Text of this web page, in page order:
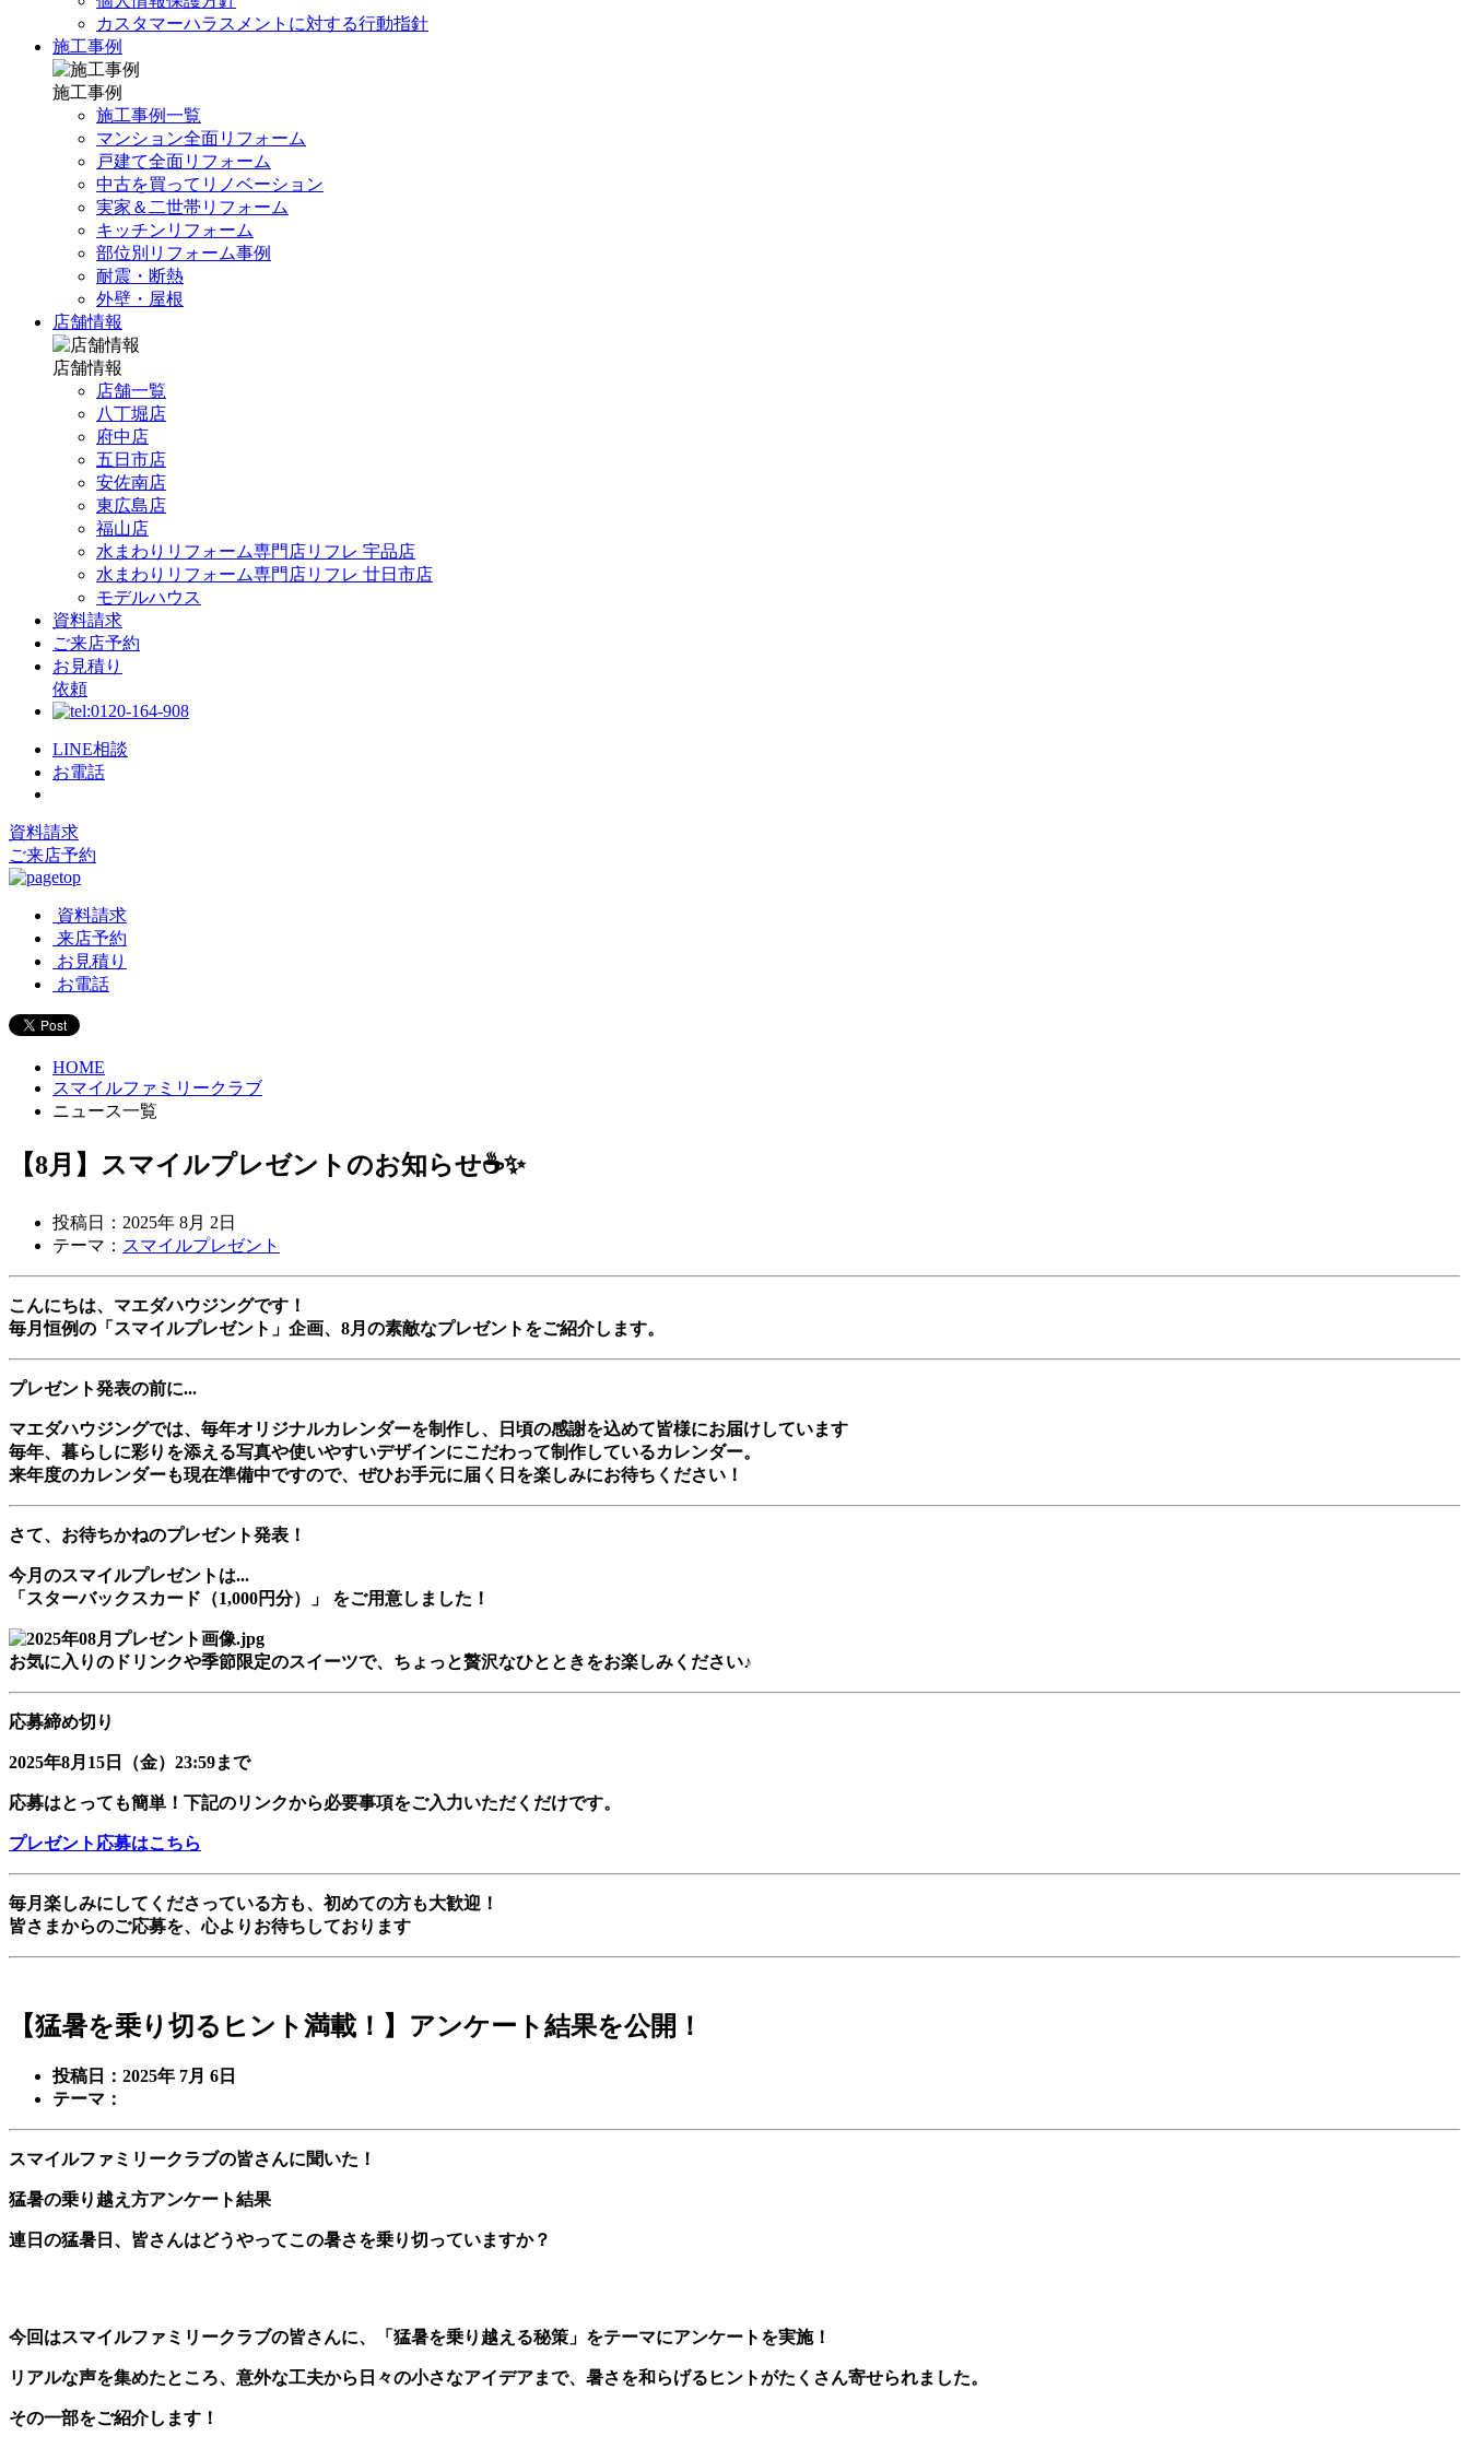
カスタマーハラスメントに対する行動指針
施工事例
施工事例
施工事例一覧
マンション全面リフォーム
戸建て全面リフォーム
中古を買ってリノベーション
実家＆二世帯リフォーム
キッチンリフォーム
部位別リフォーム事例
耐震・断熱
外壁・屋根
店舗情報
店舗情報
店舗一覧
八丁堀店
府中店
五日市店
安佐南店
東広島店
福山店
水まわりリフォーム専門店リフレ 宇品店
水まわりリフォーム専門店リフレ 廿日市店
モデルハウス
資料請求
ご来店予約
お見積り
依頼
LINE相談
お電話
資料請求
ご来店予約
資料請求
来店予約
お見積り
お電話
HOME
スマイルファミリークラブ
ニュース一覧
【8月】スマイルプレゼントのお知らせ☕✨
投稿日：2025年 8月 2日
テーマ： スマイルプレゼント
こんにちは、マエダハウジングです！
毎月恒例の「スマイルプレゼント」企画、8月の素敵なプレゼントをご紹介します。
プレゼント発表の前に...
マエダハウジングでは、毎年オリジナルカレンダーを制作し、日頃の感謝を込めて皆様にお届けしています
毎年、暮らしに彩りを添える写真や使いやすいデザインにこだわって制作しているカレンダー。
来年度のカレンダーも現在準備中ですので、ぜひお手元に届く日を楽しみにお待ちください！
さて、お待ちかねのプレゼント発表 ！
今月のスマイルプレゼントは...
「スターバックスカード（1,000円分）」 をご用意しました！
お気に入りのドリンクや季節限定のスイーツで、ちょっと贅沢なひとときをお楽しみください♪
応募締め切り
2025年8月15日（金）23:59まで
応募はとっても簡単！下記のリンクから必要事項をご入力いただくだけです。
プレゼント応募はこちら
毎月楽しみにしてくださっている方も、初めての方も大歓迎！
皆さまからのご応募を、心よりお待ちしております
【猛暑を乗り切るヒント満載！】アンケート結果を公開！
投稿日：2025年 7月 6日
テーマ：
スマイルファミリークラブの皆さんに聞いた！
猛暑の乗り越え方アンケート結果
連日の猛暑日、皆さんはどうやってこの暑さを乗り切っていますか？
今回はスマイルファミリークラブの皆さんに、「猛暑を乗り越える秘策」をテーマにアンケートを実施！
リアルな声を集めたところ、意外な工夫から日々の小さなアイデアまで、暑さを和らげるヒントがたくさん寄せられました。
その一部をご紹介します！